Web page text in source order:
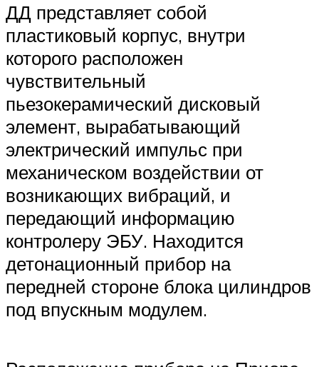
ДД представляет собой
пластиковый корпус, внутри
которого расположен
чувствительный
пьезокерамический дисковый
элемент, вырабатывающий
электрический импульс при
механическом воздействии от
возникающих вибраций, и
передающий информацию
контролеру ЭБУ. Находится
детонационный прибор на
передней стороне блока цилиндров
под впускным модулем.